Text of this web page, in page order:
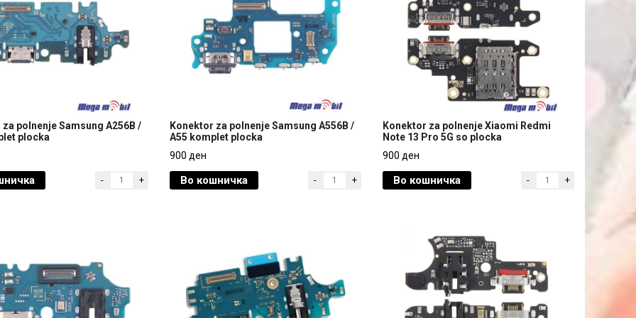
polnenje Samsung A256B /
za polnenje Samsung A256B /
plocka
- +
Konektor za polnenje Samsung A556B /
900 ден
Konektor za polnenje Samsung A556B /
A55 komplet plocka
900 ден
Во кошничка - +
Konektor za polnenje Xiaomi Redmi
900 ден
Konektor za polnenje Xiaomi Redmi
Note 13 Pro 5G so plocka
900 ден
Во кошничка - +